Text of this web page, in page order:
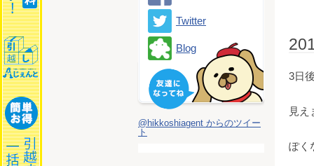
3日
見え
ぽく
Twitter
Blog
@hikkoshiagent からのツイー
ト